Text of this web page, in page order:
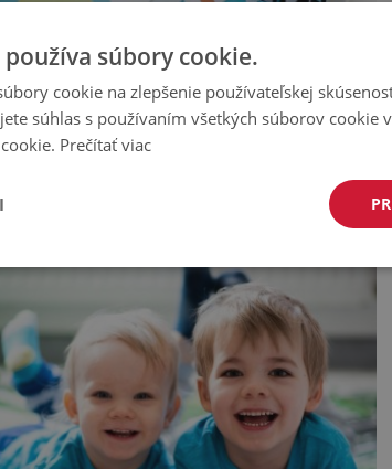
súbory cookie.
cookie na zlepšenie používateľskej
súhlas s používaním všetkých súborov cookie
Prečítať viac